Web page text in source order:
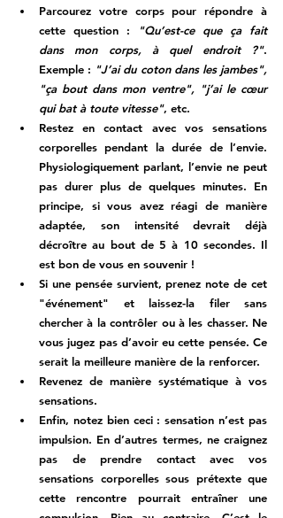
Parcourez votre corps pour répondre à
cette question :
"Qu’est-ce que ça fait
dans mon corps, à quel endroit ?".
Exemple : "J’ai du coton dans les jambes",
"ça bout dans mon ventre", "j’ai le cœur
qui bat à toute vitesse", etc.
Restez en contact avec vos sensations
corporelles pendant la durée de l’envie.
Physiologiquement parlant, l’envie ne peut
pas durer plus de quelques minutes. En
principe, si vous avez réagi de manière
adaptée, son intensité devrait déjà
décroître au bout de 5 à 10 secondes. Il
est bon de vous en souvenir !
Si une pensée survient, prenez note de cet
"événement" et laissez-la filer sans
chercher à la contrôler ou à les chasser. Ne
vous jugez pas d’avoir eu cette pensée. Ce
serait la meilleure manière de la renforcer.
Revenez de manière systématique à vos
sensations.
Enfin, notez bien ceci : sensation n’est pas
impulsion. En d’autres termes, ne craignez
pas de prendre contact avec vos
sensations corporelles sous prétexte que
cette rencontre pourrait entraîner une